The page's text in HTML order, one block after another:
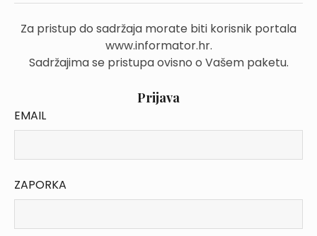
Za pristup do sadržaja morate biti korisnik portala
www.informator.hr.
Sadržajima se pristupa ovisno o Vašem paketu.
Prijava
EMAIL
ZAPORKA